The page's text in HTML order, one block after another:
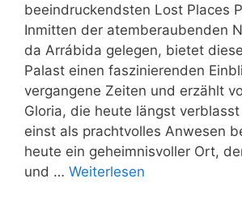
beeindruckendsten Lost Places
Inmitten der atemberaubenden
da Arrábida gelegen, bietet
Palast einen faszinierenden
vergangene Zeiten und erzählt
Gloria, die heute längst verblasst
einst als prachtvolles Anwesen
heute ein geheimnisvoller Ort,
und … Weiterlesen